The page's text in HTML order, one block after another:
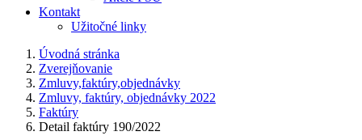
Kontakt
Užitočné linky
Úvodná stránka
Zverejňovanie
Zmluvy,faktúry,objednávky
Zmluvy, faktúry, objednávky 2022
Faktúry
Detail faktúry 190/2022